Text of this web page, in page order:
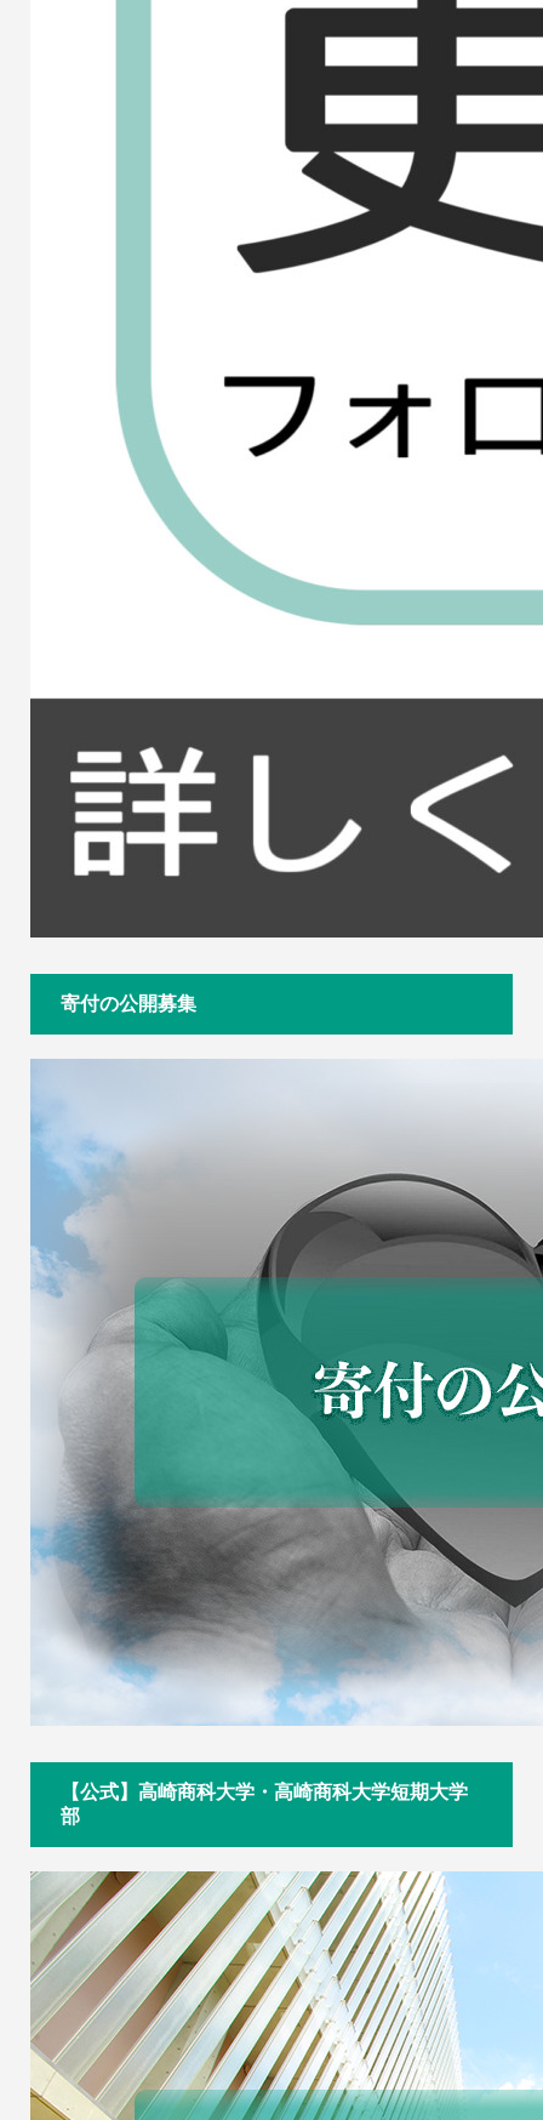
寄付の公開募集
【公式】高崎商科大学・高崎商科大学短期大学
部